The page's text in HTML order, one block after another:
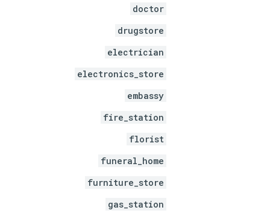
doctor
drugstore
electrician
electronics_store
embassy
fire_station
florist
funeral_home
furniture_store
gas_station